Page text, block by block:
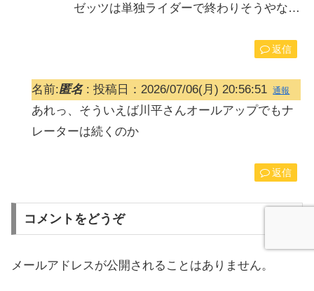
ゼッツは単独ライダーで終わりそうやな…
返信
名前:匿名: 投稿日：2026/07/06(月) 20:56:51 通報
あれっ、そういえば川平さんオールアップでもナ
レーターは続くのか
返信
コメントをどうぞ
メールアドレスが公開されることはありません。